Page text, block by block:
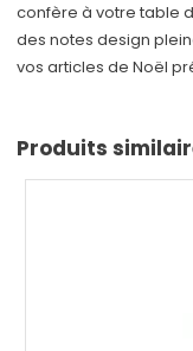
confère à votre table
des notes design
vos articles de Noël
Produits